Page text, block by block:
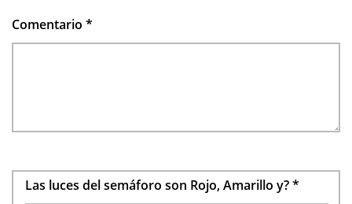
Comentario *
Las luces del semáforo son Rojo, Amarillo y?*